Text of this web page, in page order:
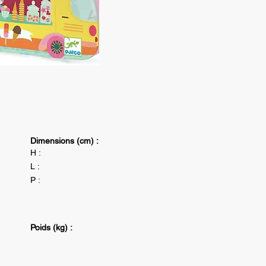
Dimensions (cm) :
H :
L :
P :
Poids (kg) :